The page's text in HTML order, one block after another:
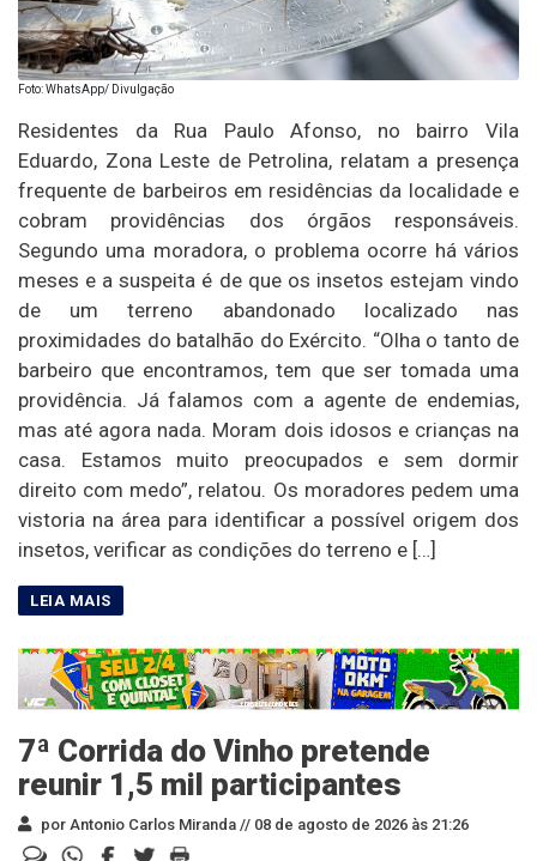
Foto: WhatsApp/ Divulgação
Residentes da Rua Paulo Afonso, no bairro Vila
Eduardo, Zona Leste de Petrolina, relatam a presença
frequente de barbeiros em residências da localidade e
cobram providências dos órgãos responsáveis.
Segundo uma moradora, o problema ocorre há vários
meses e a suspeita é de que os insetos estejam vindo
de um terreno abandonado localizado nas
proximidades do batalhão do Exército. “Olha o tanto de
barbeiro que encontramos, tem que ser tomada uma
providência. Já falamos com a agente de endemias,
mas até agora nada. Moram dois idosos e crianças na
casa. Estamos muito preocupados e sem dormir
direito com medo”, relatou. Os moradores pedem uma
vistoria na área para identificar a possível origem dos
insetos, verificar as condições do terreno e […]
7ª Corrida do Vinho pretende
reunir 1,5 mil participantes
por Antonio Carlos Miranda // 08 de agosto de 2026 às 21:26